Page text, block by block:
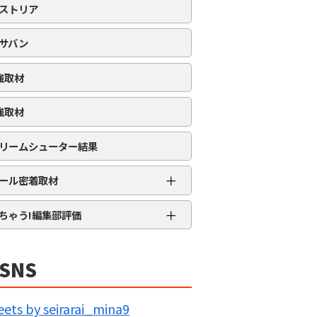
トリア
バン
取材
取材
ームシューター結果
ル密着取材 ＋
流星群取材
大天
米ジャック
BANG
胴の極意
ゃう!編集部評価 ＋
by seirarai_mina9